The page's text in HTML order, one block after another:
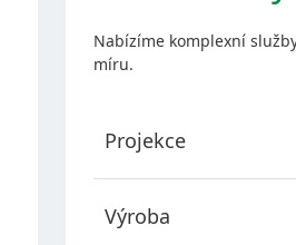
Nabízíme komplexní
míru.
Projekce
Výroba